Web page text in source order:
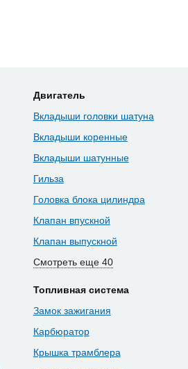
Двигатель
Вкладыши головки шатуна
Вкладыши коренные
Вкладыши шатунные
Гильза
Головка блока цилиндра
Клапан впускной
Клапан выпускной
Смотреть еще 40
Топливная система
Замок зажигания
Карбюратор
Крышка трамблера